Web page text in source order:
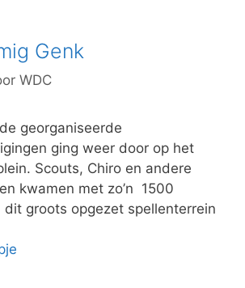
Genk
WDC
georganiseerde
ging weer door op het
Scouts, Chiro en andere
kwamen met zo’n 1500
groots opgezet spellenterrein